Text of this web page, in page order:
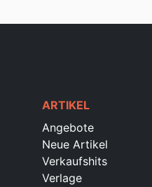
ARTIKEL
Angebote
Neue Artikel
Verkaufshits
Verlage